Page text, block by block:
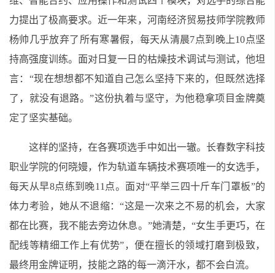
力提出了极高要求。近一年来，河南经济贸易技师学院教师
杨帅几乎放弃了所有寒暑假，每天从清晨7点到晚上10点坚
持高强度训练。面对日复一日的枯燥技术调试与测试，他坦
言：“现在想想都不知道自己怎么坚持下来的，但既然选择
了，就没有退路。”这份执着与坚守，为他稳拿项目金牌奠
定了坚实基础。
这样的坚持，在各赛项选手中如出一辙。长春数字科技
职业学院的何晓嫚，作为轨道车辆技术赛项唯一的女选手，
每天从早8点练到晚11点。面对“平举三四十斤车门罩板”的
体力考验，她从不退缩：“这是一次来之不易的机会，大家
都在比赛，我不能去旁边休息。”她清楚，“女生手更巧，在
配线等精细工作上有优势”，便在擅长的领域打磨到极致，
最终用金牌证明，技能之路的每一滴汗水，都不会白流。